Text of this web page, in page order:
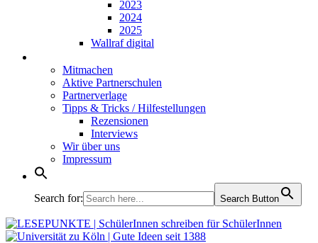
2023
2024
2025
Wallraf digital
Mitmachen
Aktive Partnerschulen
Partnerverlage
Tipps & Tricks / Hilfestellungen
Rezensionen
Interviews
Wir über uns
Impressum
Search for: Search Button